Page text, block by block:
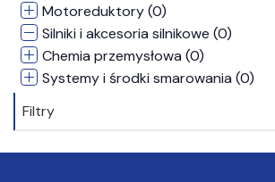
Motoreduktory (0)
Silniki i akcesoria silnikowe (0)
Chemia przemysłowa (0)
Systemy i środki smarowania (0)
Pneumatyka (0)
Filtry